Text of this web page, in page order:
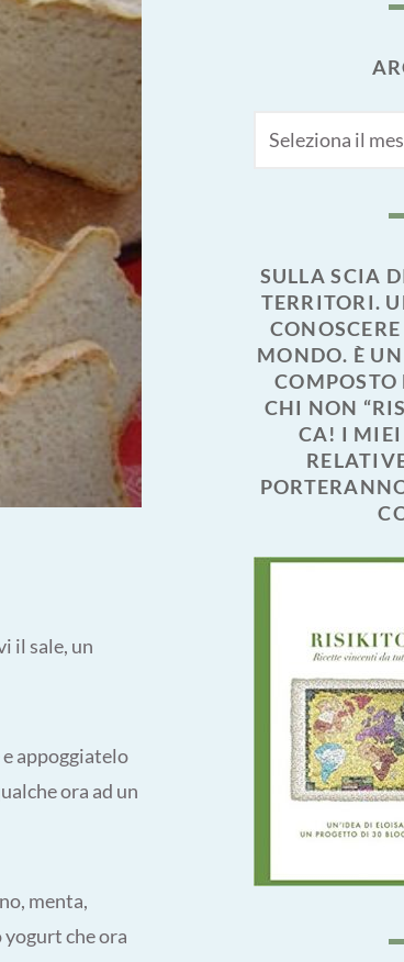
il sale, un
appoggiatelo
ora ad un
menta,
che ora
SULLA SCIA
TERRITORI.
MONDO. È
COMPOSTO
CHI NON
CA! I MIEI